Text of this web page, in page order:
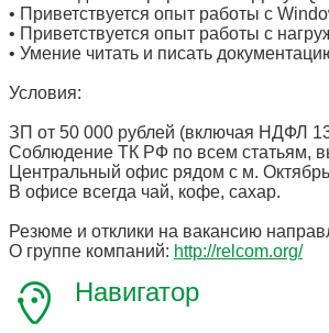
• Приветствуется опыт работы с
• Приветствуется опыт работы с
• Умение читать и писать
Условия:
ЗП от 50 000 рублей (включая НДФЛ
Соблюдение ТК РФ по всем статьям,
Центральный офис рядом с м.
В офисе всегда чай, кофе, сахар.
Резюме и отклики на вакансию
О группе компаний: http://relcom.org/
Навигатор